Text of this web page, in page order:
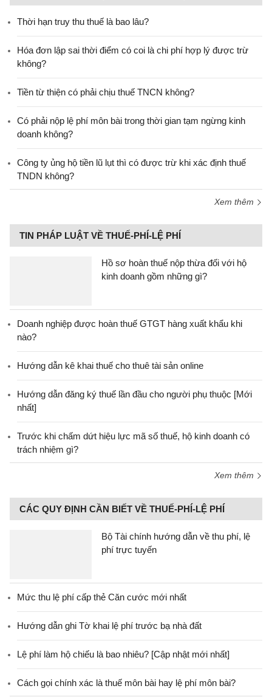
Thời hạn truy thu thuế là bao lâu?
Hóa đơn lập sai thời điểm có coi là chi phí hợp lý được trừ
không?
Tiền từ thiện có phải chịu thuế TNCN không?
Có phải nộp lệ phí môn bài trong thời gian tạm ngừng kinh
doanh không?
Công ty ủng hộ tiền lũ lụt thì có được trừ khi xác định thuế
TNDN không?
Xem thêm
TIN PHÁP LUẬT VỀ THUẾ-PHÍ-LỆ PHÍ
Hồ sơ hoàn thuế nộp thừa đối với hộ
kinh doanh gồm những gì?
Doanh nghiệp được hoàn thuế GTGT hàng xuất khẩu khi
nào?
Hướng dẫn kê khai thuế cho thuê tài sản online
Hướng dẫn đăng ký thuế lần đầu cho người phụ thuộc [Mới
nhất]
Trước khi chấm dứt hiệu lực mã số thuế, hộ kinh doanh có
trách nhiệm gì?
Xem thêm
CÁC QUY ĐỊNH CẦN BIẾT VỀ THUẾ-PHÍ-LỆ PHÍ
Bộ Tài chính hướng dẫn về thu phí, lệ
phí trực tuyến
Mức thu lệ phí cấp thẻ Căn cước mới nhất
Hướng dẫn ghi Tờ khai lệ phí trước bạ nhà đất
Lệ phí làm hộ chiếu là bao nhiêu? [Cập nhật mới nhất]
Cách gọi chính xác là thuế môn bài hay lệ phí môn bài?